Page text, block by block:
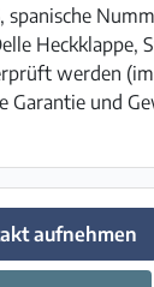
spanische
Heckklappe,
werden
Garantie und
aufnehmen